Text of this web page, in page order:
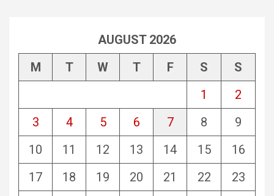
AUGUST 2026
M
T W T F S
S
1
2
3
4 5 6 7 8
9
10
11 12 13 14 15
16
17
18 19 20 21 22
23